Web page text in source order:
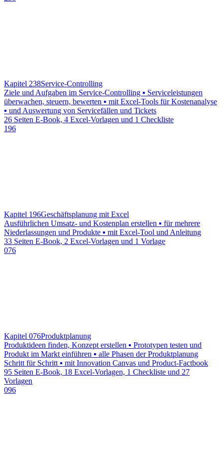
Kapitel 238Service-Controlling
Ziele und Aufgaben im Service-Controlling ▪ Serviceleistungen
überwachen, steuern, bewerten ▪ mit Excel-Tools für Kostenanalyse
▪ und Auswertung von Servicefällen und Tickets
26 Seiten E-Book, 4 Excel-Vorlagen und 1 Checkliste
196
Kapitel 196Geschäftsplanung mit Excel
Ausführlichen Umsatz- und Kostenplan erstellen ▪ für mehrere
Niederlassungen und Produkte ▪ mit Excel-Tool und Anleitung
33 Seiten E-Book, 2 Excel-Vorlagen und 1 Vorlage
076
Kapitel 076Produktplanung
Produktideen finden, Konzept erstellen ▪ Prototypen testen und
Produkt im Markt einführen ▪ alle Phasen der Produktplanung
Schritt für Schritt ▪ mit Innovation Canvas und Product-Factbook
95 Seiten E-Book, 18 Excel-Vorlagen, 1 Checkliste und 27
Vorlagen
096